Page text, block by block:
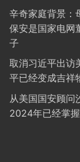
辛奇家庭背景：
保安是国家电网
子
取消习近平出访
平已经变成吉祥
从美国国安顾问
2024年已经掌